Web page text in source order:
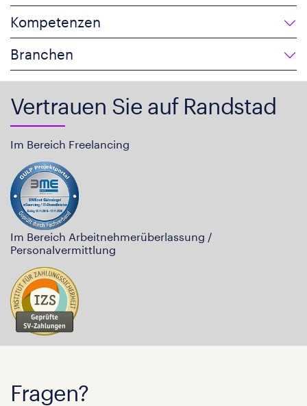
Kompetenzen
Branchen
Vertrauen Sie auf Randstad
Im Bereich Freelancing
Im Bereich Arbeitnehmerüberlassung /
Personalvermittlung
Fragen?